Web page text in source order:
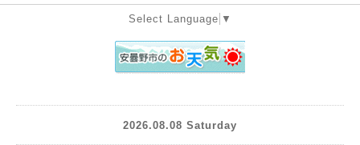
Select Language ▼
2026.08.08 Saturday